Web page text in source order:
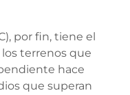
por fin, tiene el
terrenos que
hace
que superan